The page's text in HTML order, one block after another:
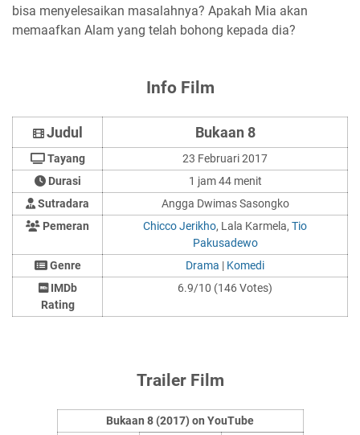
bisa menyelesaikan masalahnya? Apakah Mia akan
memaafkan Alam yang telah bohong kepada dia?
Info Film
Judul Bukaan 8
Tayang
23 Februari 2017
Durasi
1 jam 44 menit
Sutradara
Angga Dwimas Sasongko
Pemeran
Chicco Jerikho, Lala Karmela, Tio
Pakusadewo
Genre
Drama | Komedi
IMDb
Rating
6.9/10 (146 Votes)
Trailer Film
Bukaan 8 (2017) on YouTube